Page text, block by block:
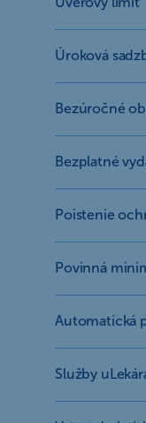
Úroková
Bezúročné
Bezplatné
Poistenie
Povinná
Automatická
Služby